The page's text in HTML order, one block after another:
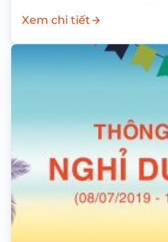
Xem chi tiết